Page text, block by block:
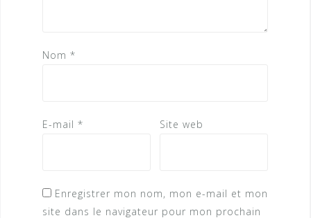
Nom *
E-mail * Site web
Enregistrer mon nom, mon e-mail et mon
site dans le navigateur pour mon prochain